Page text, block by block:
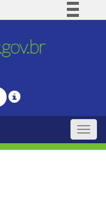
Comunica BR
Legislação
Toggle